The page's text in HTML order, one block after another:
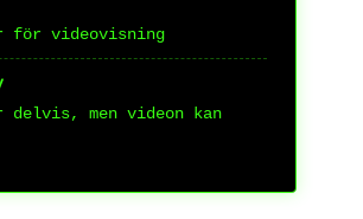
för videovisning
delvis, men videon kan